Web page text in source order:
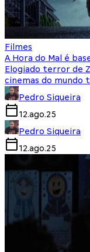
Filmes
A Hora do Mal é
Elogiado terror de
cinemas do mundo
Pedro Siqueira
12.ago.25
Pedro Siqueira
12.ago.25